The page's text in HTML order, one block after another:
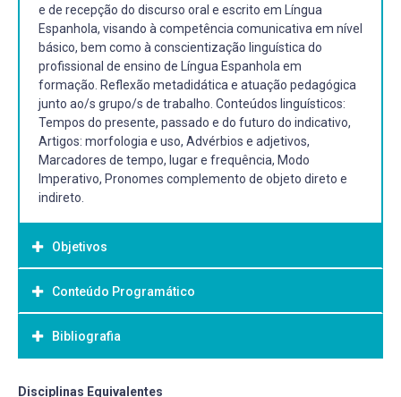
e de recepção do discurso oral e escrito em Língua
Espanhola, visando à competência comunicativa em nível
básico, bem como à conscientização linguística do
profissional de ensino de Língua Espanhola em
formação. Reflexão metadidática e atuação pedagógica
junto ao/s grupo/s de trabalho. Conteúdos linguísticos:
Tempos do presente, passado e do futuro do indicativo,
Artigos: morfologia e uso, Advérbios e adjetivos,
Marcadores de tempo, lugar e frequência, Modo
Imperativo, Pronomes complemento de objeto direto e
indireto.
Objetivos
Objetivo Geral:
Desenvolver as habilidades visando às competências
linguística/gramatical, discursiva, estratégica e
iniciais de socialização centrados no próprio locutor. Iniciar
Conteúdo Programático
Tempos do presente, passado e do futuro do indicativo,
Artigos: morfologia e uso, Advérbios e adjetivos,
Bibliografia
Bibliografia Básica:
Disciplinas Equivalentes